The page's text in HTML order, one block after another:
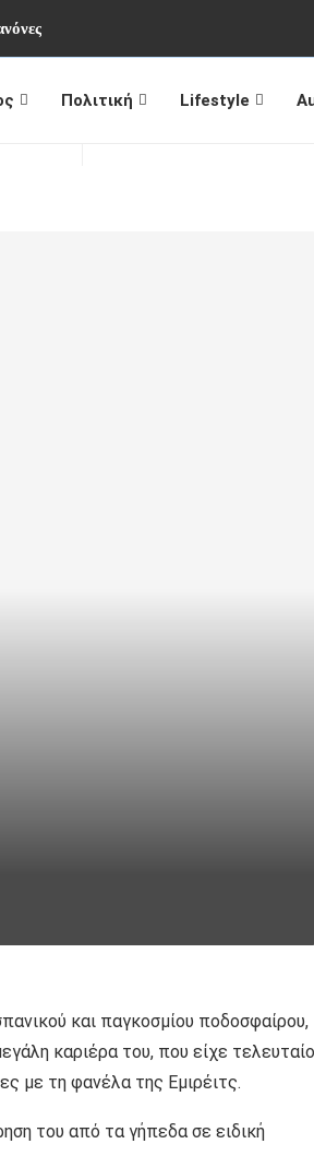
Πολιτική Lifestyle
και παγκοσμίου ποδοσφαίρου,
καριέρα του, που είχε τελευταίο
με τη φανέλα της Εμιρέιτς.
του από τα γήπεδα σε ειδική